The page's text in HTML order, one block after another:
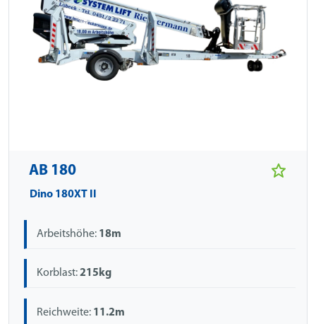
AB 180
Dino 180XT II
Arbeitshöhe: 18m
Korblast:215kg
Reichweite: 11.2m